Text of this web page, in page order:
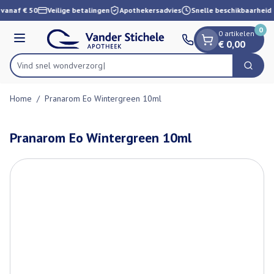
Ga naar de inhoud
1 van 1
€ 50 Veilige betalingen Apothekersadvies Snelle beschikbaarheid
Menu
Product, merk, categorie...
Vind snel wond Zoek
0 artikelen
€ 0,00
0
Home / Pranarom Eo Wintergreen 10ml
Pranarom Eo Wintergreen 10ml